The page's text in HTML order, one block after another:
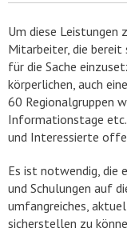
Um diese Leistungen
Mitarbeiter, die bereit
für die Sache
körperlichen, auch
60 Regionalgruppen
Informationstage
und Interessierte
Es ist notwendig, die
und Schulungen auf
umfangreiches,
sicherstellen zu